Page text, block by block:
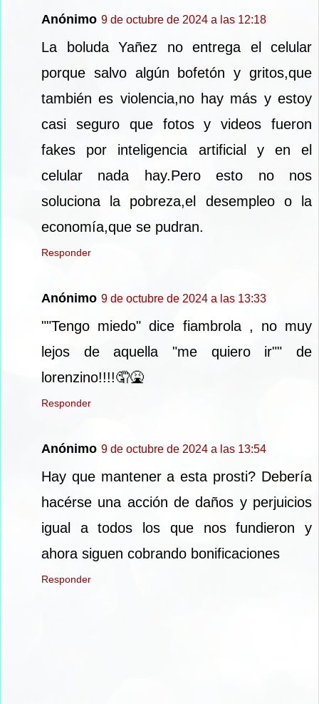
Anónimo 9 de octubre de 2024 a las 12:18
La boluda Yañez no entrega el celular
porque salvo algún bofetón y gritos,que
también es violencia,no hay más y estoy
casi seguro que fotos y videos fueron
fakes por inteligencia artificial y en el
celular nada hay.Pero esto no nos
soluciona la pobreza,el desempleo o la
economía,que se pudran.
Responder
Anónimo 9 de octubre de 2024 a las 13:33
""Tengo miedo" dice fiambrola , no muy
lejos de aquella "me quiero ir"" de
lorenzino!!!!🤦🤮
Responder
Anónimo 9 de octubre de 2024 a las 13:54
Hay que mantener a esta prosti? Debería
hacérse una acción de daños y perjuicios
igual a todos los que nos fundieron y
ahora siguen cobrando bonificaciones
Responder